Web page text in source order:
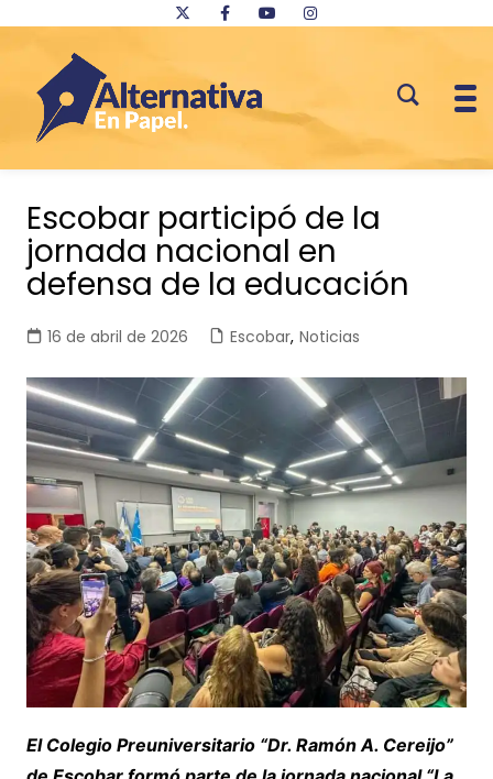
contenido
Escobar participó de la
jornada nacional en
defensa de la educación
16 de abril de 2026 Escobar, Noticias
El Colegio Preuniversitario “Dr. Ramón A. Cereijo”